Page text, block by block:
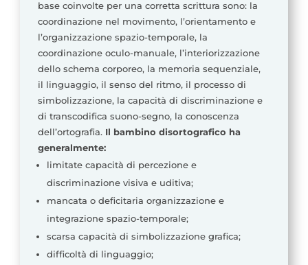
base coinvolte per una corretta scrittura sono: la
coordinazione nel movimento, l’orientamento e
l’organizzazione spazio-temporale, la
coordinazione oculo-manuale, l’interiorizzazione
dello schema corporeo, la memoria sequenziale,
il linguaggio, il senso del ritmo, il processo di
simbolizzazione, la capacità di discriminazione e
di transcodifica suono-segno, la conoscenza
dell’ortografia. Il bambino disortografico ha
generalmente:
limitate capacità di percezione e
discriminazione visiva e uditiva;
mancata o deficitaria organizzazione e
integrazione spazio-temporale;
scarsa capacità di simbolizzazione grafica;
difficoltà di linguaggio;